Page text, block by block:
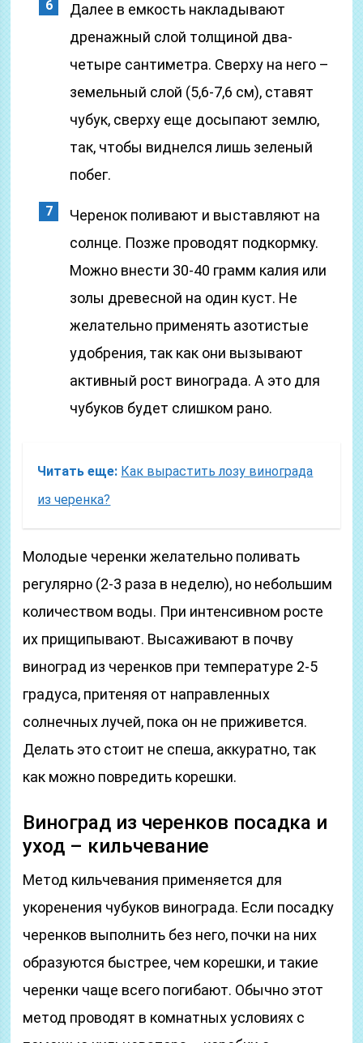
Далее в емкость накладывают
дренажный слой толщиной два-
четыре сантиметра. Сверху на него –
земельный слой (5,6-7,6 см), ставят
чубук, сверху еще досыпают землю,
так, чтобы виднелся лишь зеленый
побег.
Черенок поливают и выставляют на
солнце. Позже проводят подкормку.
Можно внести 30-40 грамм калия или
золы древесной на один куст. Не
желательно применять азотистые
удобрения, так как они вызывают
активный рост винограда. А это для
чубуков будет слишком рано.
Читать еще: Как вырастить лозу винограда
из черенка?
Молодые черенки желательно поливать
регулярно (2-3 раза в неделю), но небольшим
количеством воды. При интенсивном росте
их прищипывают. Высаживают в почву
виноград из черенков при температуре 2-5
градуса, притеняя от направленных
солнечных лучей, пока он не приживется.
Делать это стоит не спеша, аккуратно, так
как можно повредить корешки.
Виноград из черенков посадка и
уход – кильчевание
Метод кильчевания применяется для
укоренения чубуков винограда. Если посадку
черенков выполнить без него, почки на них
образуются быстрее, чем корешки, и такие
черенки чаще всего погибают. Обычно этот
метод проводят в комнатных условиях с